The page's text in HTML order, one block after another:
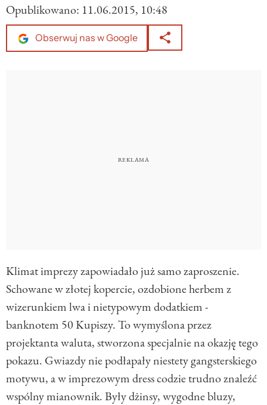
Opublikowano: 11.06.2015, 10:48
Obserwuj nas w Google
Klimat imprezy zapowiadało już samo zaproszenie.
Schowane w złotej kopercie, ozdobione herbem z
wizerunkiem lwa i nietypowym dodatkiem -
banknotem 50 Kupiszy. To wymyślona przez
projektanta waluta, stworzona specjalnie na okazję tego
pokazu. Gwiazdy nie podłapały niestety gangsterskiego
motywu, a w imprezowym dress codzie trudno znaleźć
wspólny mianownik. Były dżinsy, wygodne bluzy,